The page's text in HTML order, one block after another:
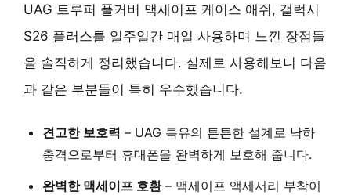
UAG 트루퍼 풀커버 맥세이프 케이스 애쉬, 갤럭시
S26 플러스를 일주일간 매일 사용하며 느낀 장점들
을 솔직하게 정리했습니다. 실제로 사용해보니 다음
과 같은 부분들이 특히 우수했습니다.
견고한 보호력 – UAG 특유의 튼튼한 설계로 낙하
충격으로부터 휴대폰을 완벽하게 보호해 줍니다.
완벽한 맥세이프 호환– 맥세이프 액세서리 부착이